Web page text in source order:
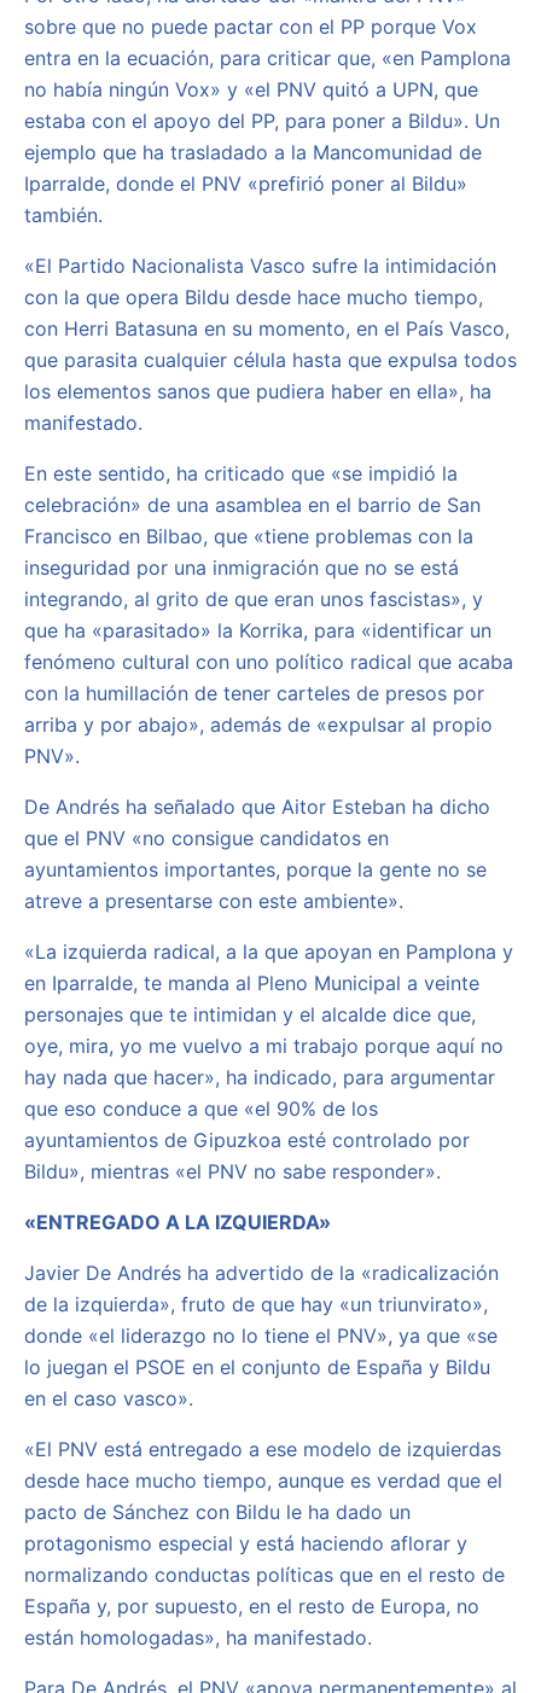
sobre que no puede pactar con el PP porque Vox
entra en la ecuación, para criticar que, «en Pamplona
no había ningún Vox» y «el PNV quitó a UPN, que
estaba con el apoyo del PP, para poner a Bildu». Un
ejemplo que ha trasladado a la Mancomunidad de
Iparralde, donde el PNV «prefirió poner al Bildu»
también.
«El Partido Nacionalista Vasco sufre la intimidación
con la que opera Bildu desde hace mucho tiempo,
con Herri Batasuna en su momento, en el País Vasco,
que parasita cualquier célula hasta que expulsa todos
los elementos sanos que pudiera haber en ella», ha
manifestado.
En este sentido, ha criticado que «se impidió la
celebración» de una asamblea en el barrio de San
Francisco en Bilbao, que «tiene problemas con la
inseguridad por una inmigración que no se está
integrando, al grito de que eran unos fascistas», y
que ha «parasitado» la Korrika, para «identificar un
fenómeno cultural con uno político radical que acaba
con la humillación de tener carteles de presos por
arriba y por abajo», además de «expulsar al propio
PNV».
De Andrés ha señalado que Aitor Esteban ha dicho
que el PNV «no consigue candidatos en
ayuntamientos importantes, porque la gente no se
atreve a presentarse con este ambiente».
«La izquierda radical, a la que apoyan en Pamplona y
en Iparralde, te manda al Pleno Municipal a veinte
personajes que te intimidan y el alcalde dice que,
oye, mira, yo me vuelvo a mi trabajo porque aquí no
hay nada que hacer», ha indicado, para argumentar
que eso conduce a que «el 90% de los
ayuntamientos de Gipuzkoa esté controlado por
Bildu», mientras «el PNV no sabe responder».
«ENTREGADO A LA IZQUIERDA»
Javier De Andrés ha advertido de la «radicalización
de la izquierda», fruto de que hay «un triunvirato»,
donde «el liderazgo no lo tiene el PNV», ya que «se
lo juegan el PSOE en el conjunto de España y Bildu
en el caso vasco».
«El PNV está entregado a ese modelo de izquierdas
desde hace mucho tiempo, aunque es verdad que el
pacto de Sánchez con Bildu le ha dado un
protagonismo especial y está haciendo aflorar y
normalizando conductas políticas que en el resto de
España y, por supuesto, en el resto de Europa, no
están homologadas», ha manifestado.